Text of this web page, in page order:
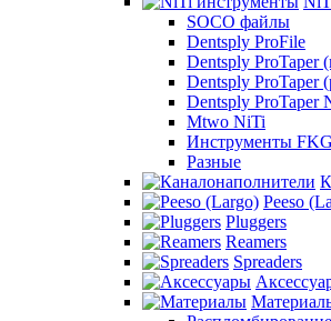
SOCO файлы
Dentsply ProFile
Dentsply
Dentsply ProTaper
Dentsply ProTaper
Mtwo NiTi
Инструменты FKG
Разные
Peeso
Pluggers
Reamers
Spreaders